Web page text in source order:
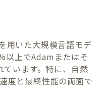
用いた大規模言語モデ
以上でAdamまたはそ
います。特に、自然
度と最終性能の両面で